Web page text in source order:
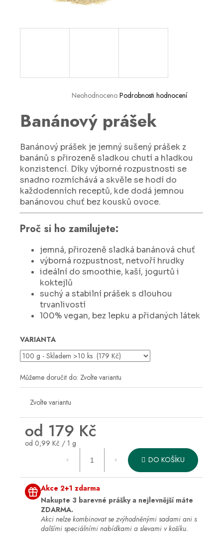
Neohodnoceno Podrobnosti hodnocení
Banánový prášek
Banánový prášek je jemný sušený prášek z
banánů s přirozeně sladkou chutí a hladkou
konzistencí. Díky výborné rozpustnosti se
snadno rozmíchává a skvěle se hodí do
každodenních receptů, kde dodá jemnou
banánovou chuť bez kousků ovoce.
Proč si ho zamilujete:
jemná, přirozeně sladká banánová chuť
výborná rozpustnost, netvoří hrudky
ideální do smoothie, kaší, jogurtů i
koktejlů
suchý a stabilní prášek s dlouhou
trvanlivostí
100% vegan, bez lepku a přidaných látek
VARIANTA
Můžeme doručit do: Zvolte variantu
Zvolte variantu
od 179 Kč
Měrná
od 0,99 Kč / 1 g
DO KOŠÍKU
Akce 2+1 zdarma
Nakupte 3 barevné prášky a nejlevnější máte
ZDARMA.
Akci nelze kombinovat se zvýhodněnými sadami ani s
dalšími speciálními nabídkami a slevami v košíku.